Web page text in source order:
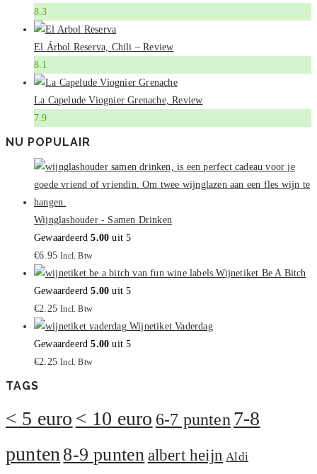
8.3
El Árbol Reserva, Chili – Review
8.1
La Capelude Viognier Grenache, Review
7.9
NU POPULAIR
Wijnglashouder - Samen Drinken
Gewaardeerd5.00 uit 5
€6.95 Incl. Btw
Wijnetiket Be A Bitch
Gewaardeerd5.00 uit 5
€2.25 Incl. Btw
Wijnetiket Vaderdag
Gewaardeerd5.00 uit 5
€2.25 Incl. Btw
TAGS
< 5 euro < 10 euro 6-7 punten7-8
punten8-9 puntenalbert heijn Aldi